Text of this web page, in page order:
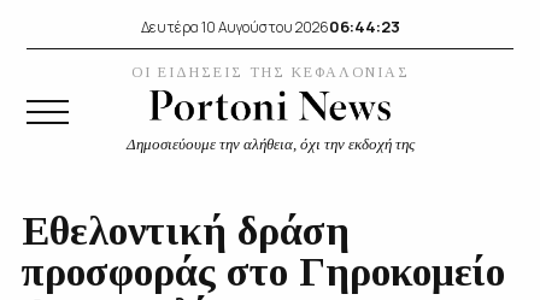
Δευτέρα 10 Αυγούστου 202606:44:26
ΟΙ ΕΙΔΗΣΕΙΣ ΤΗΣ ΚΕΦΑΛΟΝΙΑΣ
Δημοσιεύουμε την αλήθεια, όχι την εκδοχή της
Εθελοντική δράση
προσφοράς στο Γηροκομείο